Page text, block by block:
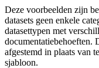
Deze voorbeelden zijn
datasets geen enkele
datasettypen met
documentatiebehoeften.
afgestemd in plaats van
sjabloon.